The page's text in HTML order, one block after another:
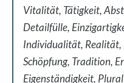
Vitalität, Tätigkeit,
Detailfülle,
Individualität, Realität,
Schöpfung, Tradition,
Eigenständigkeit,